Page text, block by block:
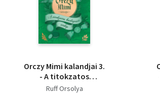
Orczy Mimi kalandjai 3.
- A titokzatos
budapesti térkép
Ruff Orsolya